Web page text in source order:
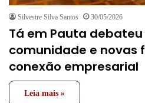
Silvestre Silva Santos 30/05/2026
Tá em Pauta
comunidade e novas
conexão empresarial
Leia mais »